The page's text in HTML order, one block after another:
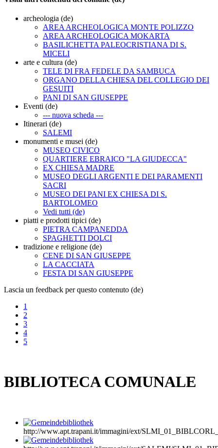
archeologia (de)
AREA ARCHEOLOGICA MONTE POLIZZO
AREA ARCHEOLOGICA MOKARTA
BASILICHETTA PALEOCRISTIANA DI S.
MICELI
arte e cultura (de)
TELE DI FRA FEDELE DA SAMBUCA
ORGANO DELLA CHIESA DEL COLLEGIO DEI
GESUITI
PANI DI SAN GIUSEPPE
Eventi (de)
--- nuova scheda ---
Itinerari (de)
SALEMI
monumenti e musei (de)
MUSEO CIVICO
QUARTIERE EBRAICO "LA GIUDECCA"
EX CHIESA MADRE
MUSEO DEGLI ARGENTI E DEI PARAMENTI
SACRI
MUSEO DEI PANI EX CHIESA DI S.
BARTOLOMEO
Vedi tutti (de)
piatti e prodotti tipici (de)
PIETRA CAMPANEDDA
SPAGHETTI DOLCI
tradizione e religione (de)
CENE DI SAN GIUSEPPE
LA CACCIATA
FESTA DI SAN GIUSEPPE
Lascia un feedback per questo contenuto (de)
1
2
3
4
5
BIBLIOTECA COMUNALE
http://www.apt.trapani.it/immagini/ext/